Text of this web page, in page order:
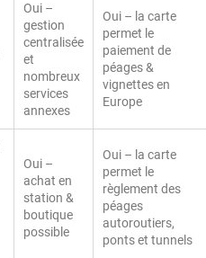
Oui –
gestion
centralisée
et
nombreux
services
annexes
Oui – la carte
permet le
paiement de
péages &
vignettes en
Europe
Oui –
achat en
station &
boutique
possible
Oui – la carte
permet le
règlement des
péages
autoroutiers,
ponts et tunnels